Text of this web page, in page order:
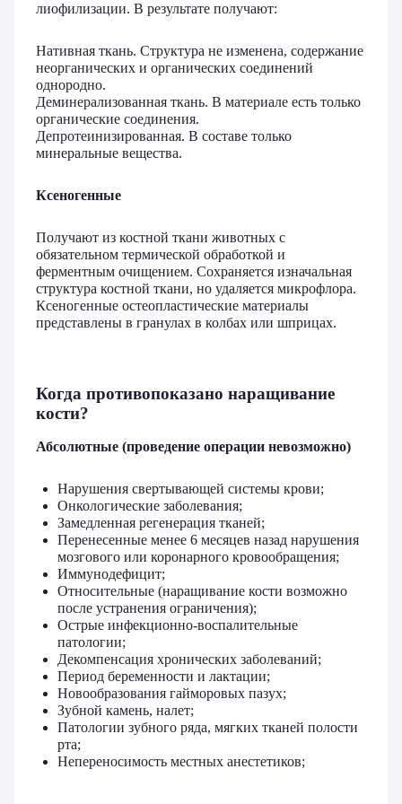
лиофилизации. В результате получают:
Нативная ткань. Структура не изменена, содержание
неорганических и органических соединений
однородно.
Деминерализованная ткань. В материале есть только
органические соединения.
Депротеинизированная. В составе только
минеральные вещества.
Ксеногенные
Получают из костной ткани животных с
обязательном термической обработкой и
ферментным очищением. Сохраняется изначальная
структура костной ткани, но удаляется микрофлора.
Ксеногенные остеопластические материалы
представлены в гранулах в колбах или шприцах.
Когда противопоказано наращивание
кости?
Абсолютные (проведение операции невозможно)
Нарушения свертывающей системы крови;
Онкологические заболевания;
Замедленная регенерация тканей;
Перенесенные менее 6 месяцев назад нарушения
мозгового или коронарного кровообращения;
Иммунодефицит;
Относительные (наращивание кости возможно
после устранения ограничения);
Острые инфекционно-воспалительные
патологии;
Декомпенсация хронических заболеваний;
Период беременности и лактации;
Новообразования гайморовых пазух;
Зубной камень, налет;
Патологии зубного ряда, мягких тканей полости
рта;
Непереносимость местных анестетиков;